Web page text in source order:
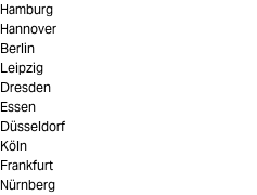
Hamburg
Hannover
Berlin
Leipzig
Dresden
Essen
Düsseldorf
Köln
Frankfurt
Nürnberg